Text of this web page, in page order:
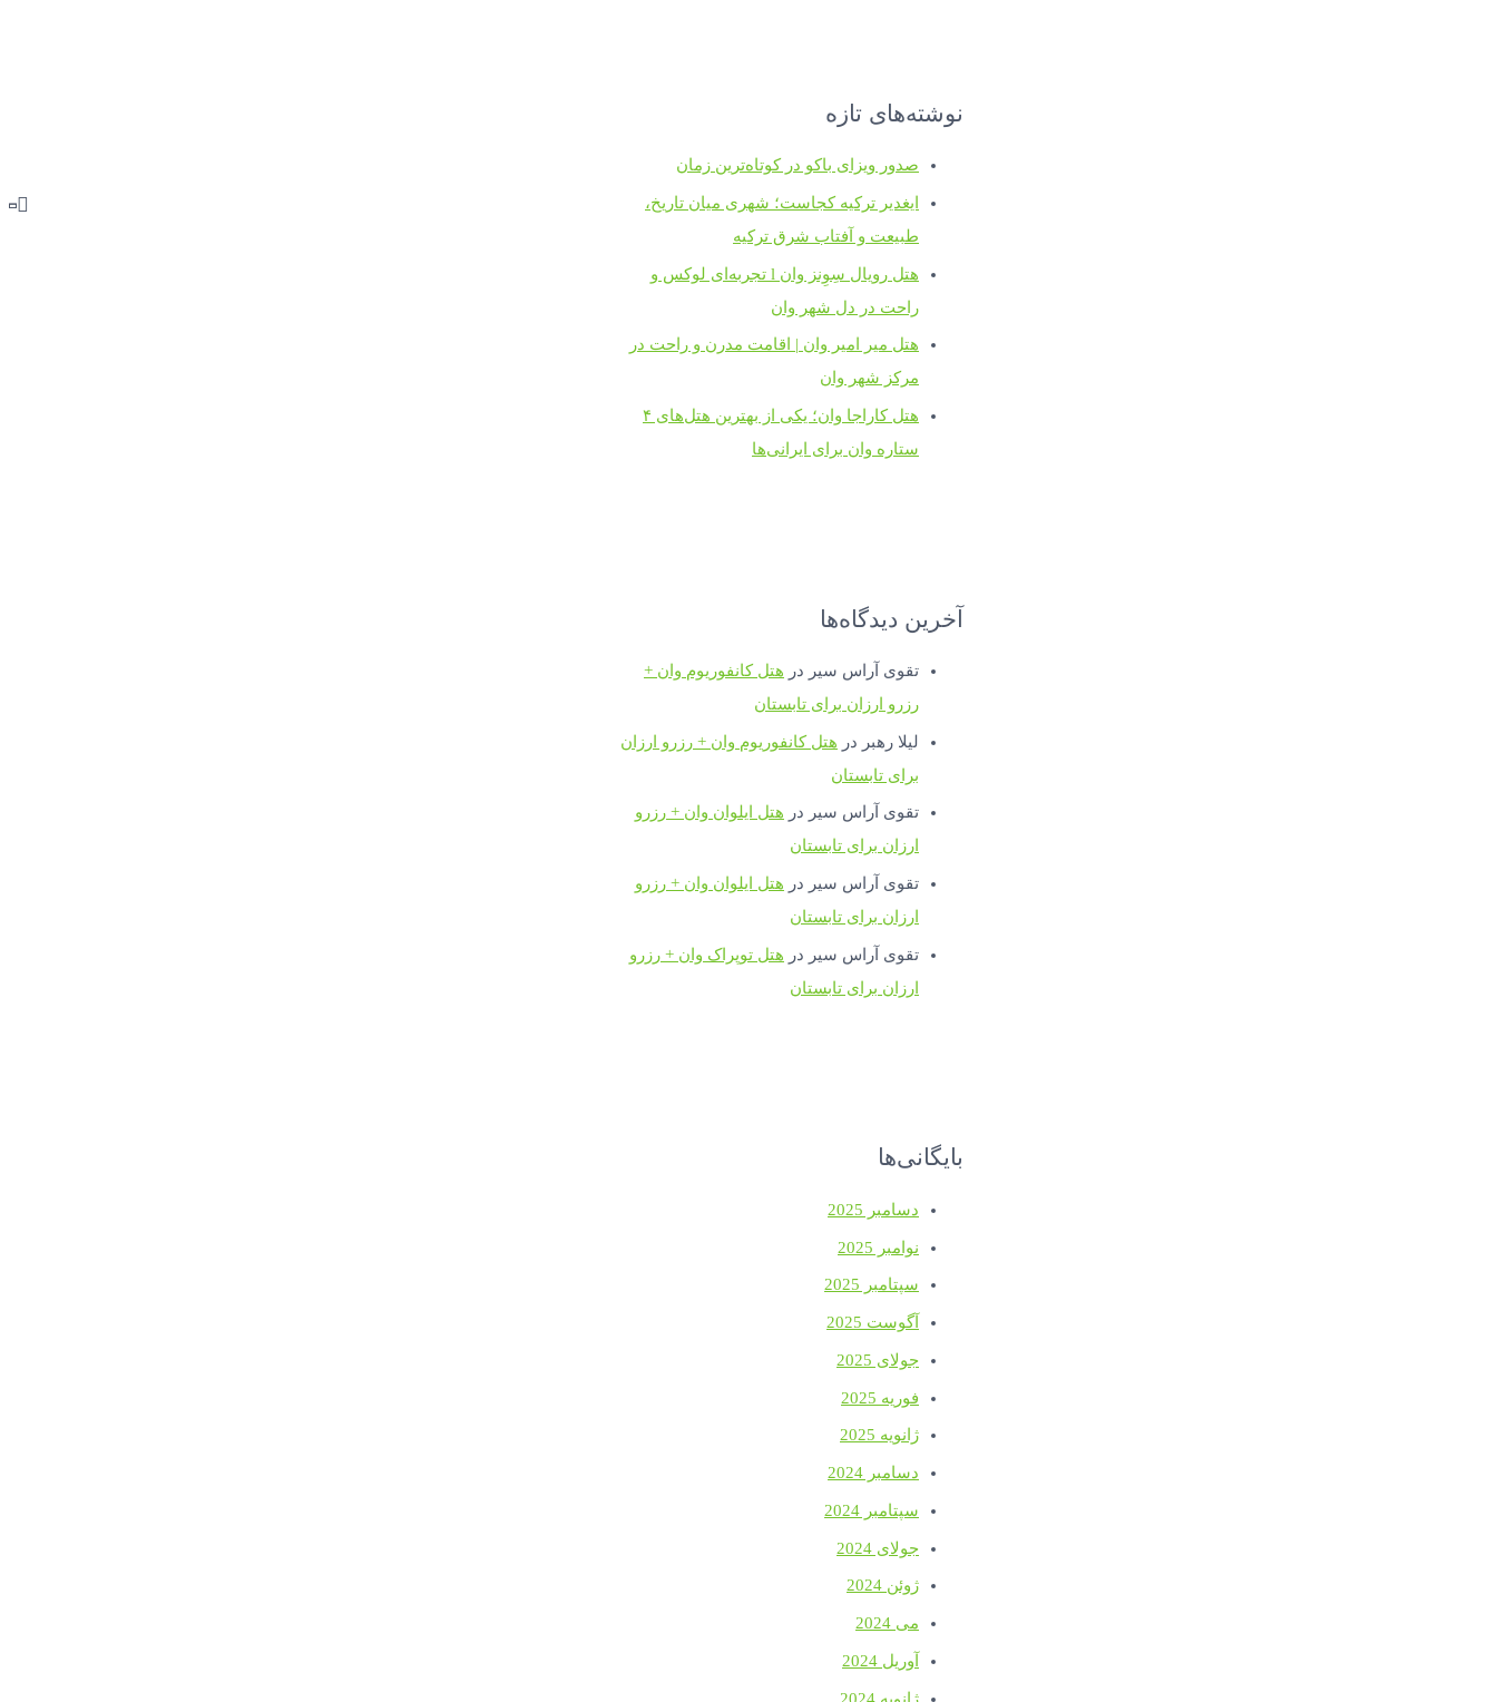
نوشته‌های تازه
صدور ویزای باکو در کوتاه‌ترین زمان
ایغدیر ترکیه کجاست؛ شهری میان تاریخ،
طبیعت و آفتاب شرق ترکیه
هتل رویال سِوِنز وان l تجربه‌ای لوکس و
راحت در دل شهر وان
هتل میر امیر وان | اقامت مدرن و راحت در
مرکز شهر وان
هتل کاراجا وان؛ یکی از بهترین هتل‌های ۴
ستاره وان برای ایرانی‌ها
آخرین دیدگاه‌ها
تقوی آراس سیر در هتل کانفوریوم وان +
رزرو ارزان برای تابستان
لیلا رهبر در هتل کانفوریوم وان + رزرو ارزان
برای تابستان
تقوی آراس سیر در هتل ایلوان وان + رزرو
ارزان برای تابستان
تقوی آراس سیر در هتل ایلوان وان + رزرو
ارزان برای تابستان
تقوی آراس سیر در هتل توپراک وان + رزرو
ارزان برای تابستان
بایگانی‌ها
دسامبر 2025
نوامبر 2025
سپتامبر 2025
آگوست 2025
جولای 2025
فوریه 2025
ژانویه 2025
دسامبر 2024
سپتامبر 2024
جولای 2024
ژوئن 2024
می 2024
آوریل 2024
ژانویه 2024